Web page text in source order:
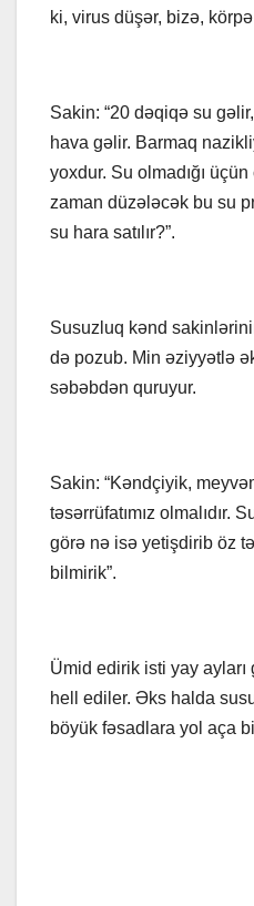
ki, virus düşər, bizə,
Sakin: “20 dəqiqə su
hava gəlir. Barmaq
yoxdur. Su olmadığı
zaman düzələcək bu su
su hara satılır?”.
Susuzluq kənd
də pozub. Min əziyyətlə
səbəbdən quruyur.
Sakin: “Kəndçiyik,
təsərrüfatımız olmalıdır.
görə nə isə yetişdirib öz
bilmirik”.
Ümid edirik isti yay
hell ediler. Əks halda
böyük fəsadlara yol aça